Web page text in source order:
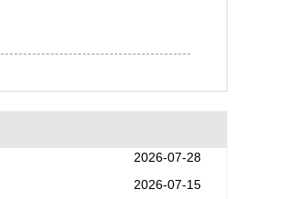
2026-07-28
2026-07-15